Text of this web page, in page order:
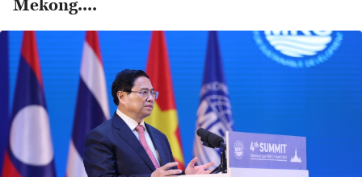
Mekong....